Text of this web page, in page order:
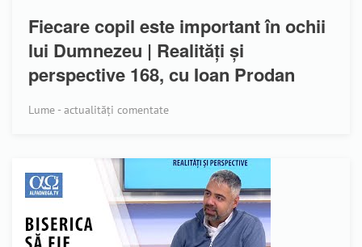
Fiecare copil este important în ochii
lui Dumnezeu | Realități și
perspective 168, cu Ioan Prodan
Lume - actualități comentate